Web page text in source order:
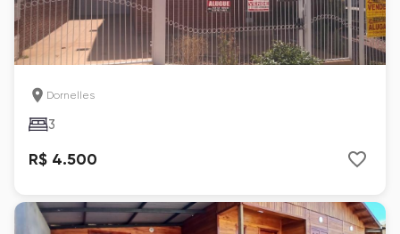
Dornelles
3
R$ 4.500